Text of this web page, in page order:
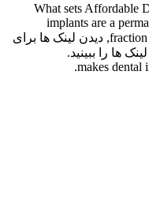
What sets Affordable
implants are a
fraction of the cost compared to other dental clinics. With prices starting from $2800, دیدن لینک ها برای
لینک ها را ببینید.
makes dental